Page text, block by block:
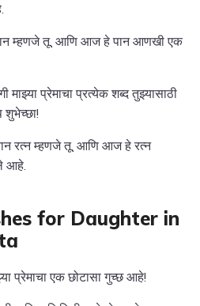
पान म्हणजे तू, आणि आज हे पान आणखी एक
माझ्या प्रेमाचा प्रत्येक शब्द तुझ्यासाठी
शुभेच्छा!
रत्न म्हणजे तू, आणि आज हे रत्न
आहे.
for Daughter in
प्रेमाचा एक छोटासा गुच्छ आहे!